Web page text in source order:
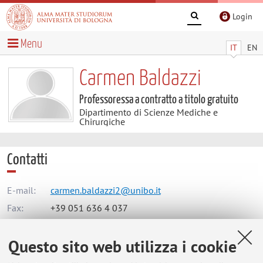
Questo sito web utilizza i cookie
Login
IT EN
Menu
Carmen Baldazzi
Professoressa a contratto a titolo gratuito
Dipartimento di Scienze Mediche e
Chirurgiche
Contatti
E-mail:
carmen.baldazzi2@unibo.it
Fax:
+39 051 636 4 037
Dipartimento di Scienze Mediche e Chirurgiche